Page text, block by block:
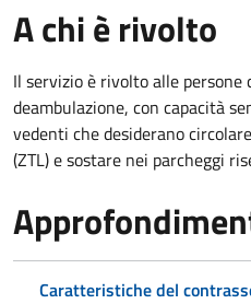
A chi è rivolto
Il servizio è rivolto alle persone
deambulazione, con capacità
vedenti che desiderano
(ZTL) e sostare nei parcheggi
Caratteristiche del